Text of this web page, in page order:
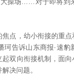
，幼小衔接的重点
告诉山东商报·速
双向衔接机制，面
决问题。